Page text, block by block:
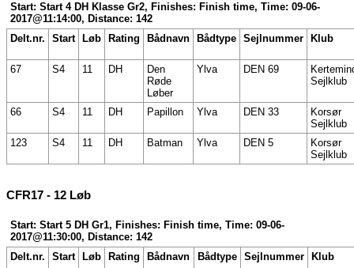
Start: Start 4 DH Klasse Gr2, Finishes: Finish time, Time: 09-06-
2017@11:14:00, Distance: 142
Delt.nr.
Start Løb Rating Bådnavn Bådtype Sejlnummer Klub
67 S4 11 DH
Den
Røde
Løber
Ylva DEN 69
Sejlklub
66 S4 11 DH Papillon Ylva DEN 33
Korsør
Sejlklub
123
S4 11 DH Batman Ylva DEN 5
Korsør
Sejlklub
CFR17 - 12 Løb
Start: Start 5 DH Gr1, Finishes: Finish time, Time: 09-06-
2017@11:30:00, Distance: 142
Delt.nr.
Start Løb Rating Bådnavn Bådtype Sejlnummer Klub